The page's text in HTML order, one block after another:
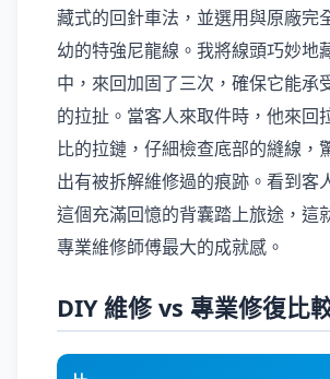
藏式的回針車法，並選用與原廠完
幼的特強尼龍線。我將線頭巧妙地
中，來回加固了三次，確保它能承
的拉扯。當客人來取件時，他來回
比的拉鏈，仔細檢查底部的縫線，
出有被拆解維修過的痕跡。看到客
這個充滿回憶的背囊踏上旅途，這
專業維修師傅最大的成就感。
DIY 維修 vs 專業修復比